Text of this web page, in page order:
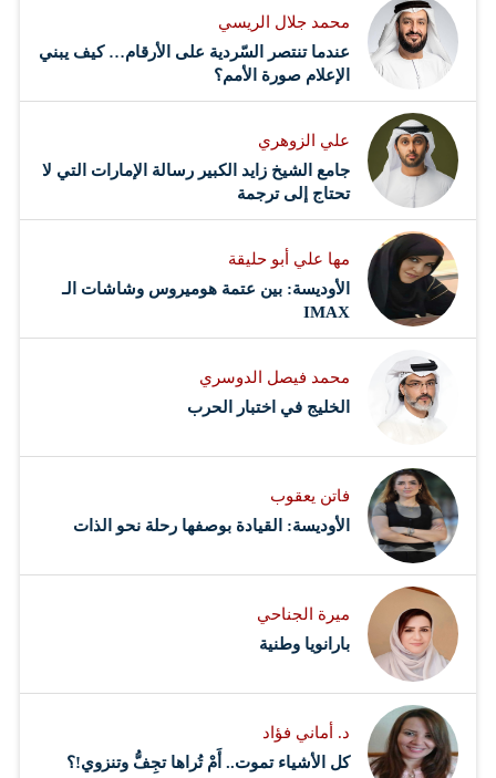
محمد جلال الريسي
عندما تنتصر السّردية على الأرقام… كيف يبني
الإعلام صورة الأمم؟
علي الزوهري
جامع الشيخ زايد الكبير رسالة الإمارات التي لا
تحتاج إلى ترجمة
مها علي أبو حليقة
الأوديسة: بين عتمة هوميروس وشاشات الـ
IMAX
محمد فيصل الدوسري ​
‏الخليج في اختبار الحرب
فاتن يعقوب
الأوديسة: القيادة بوصفها رحلة نحو الذات
ميرة الجناحي
بارانويا وطنية
د. أماني فؤاد
كل الأشياء تموت.. أَمْ تُراها تجِفُّ وتنزوي!؟